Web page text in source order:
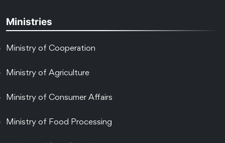
Ministries
Ministry of Cooperation
Ministry of Agriculture
Ministry of Consumer Affairs
Ministry of Food Processing